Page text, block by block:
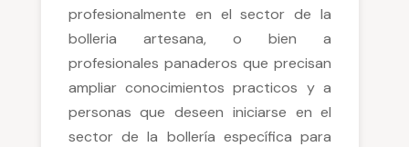
profesionalmente en el sector de la
bolleria artesana, o bien a
profesionales panaderos que precisan
ampliar conocimientos practicos y a
personas que deseen iniciarse en el
sector de la bollería específica para